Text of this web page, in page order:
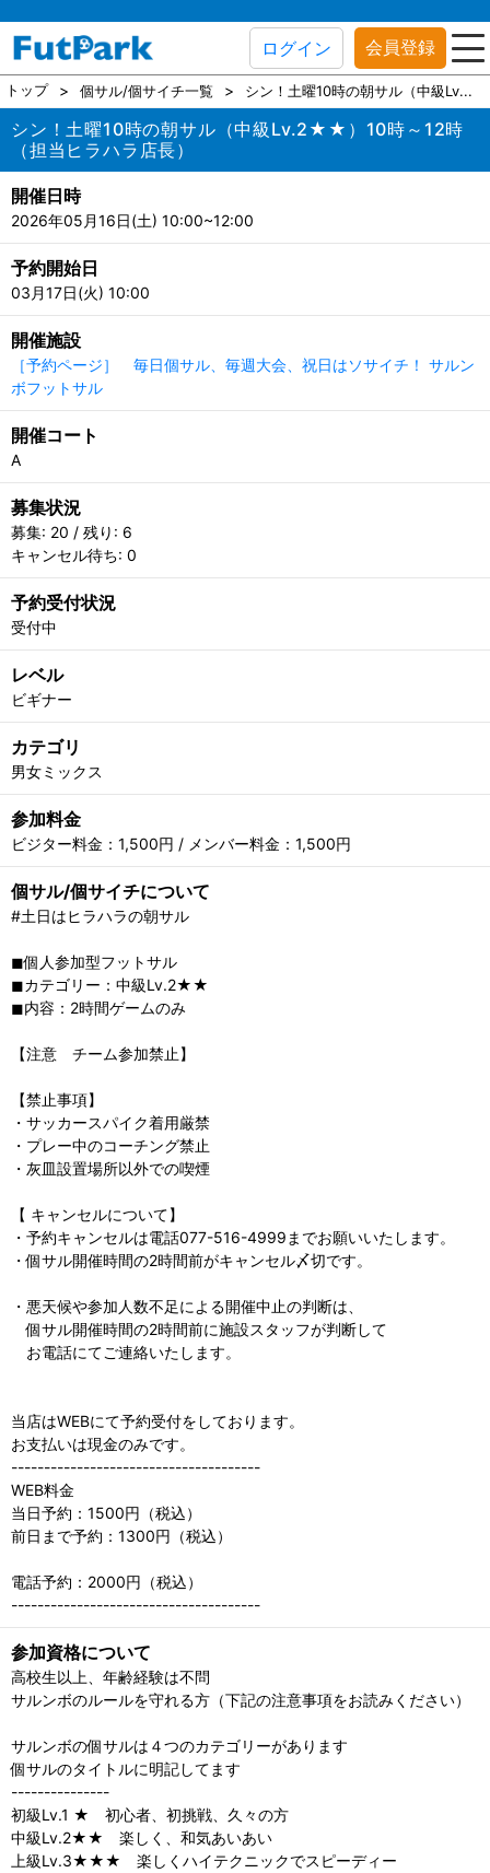
ログイン 会員登録
トップ 個サル/個サイチ一覧 シン！土曜10時の朝サル（中級Lv...
シン！土曜10時の朝サル（中級Lv.2★★）10時～12時
（担当ヒラハラ店長）
開催日時
2026年05月16日(土) 10:00~12:00
予約開始日
03月17日(火) 10:00
開催施設
［予約ページ］ 毎日個サル、毎週大会、祝日はソサイチ！ サルン
ボフットサル
開催コート
A
募集状況
募集: 20 / 残り: 6
キャンセル待ち: 0
予約受付状況
受付中
レベル
ビギナー
カテゴリ
男女ミックス
参加料金
ビジター料金：1,500円 / メンバー料金：1,500円
個サル/個サイチについて
#土日はヒラハラの朝サル
◼︎個人参加型フットサル
◼︎カテゴリー：中級Lv.2★★
◼︎内容：2時間ゲームのみ
【注意 チーム参加禁止】
【禁止事項】
・サッカースパイク着用厳禁
・プレー中のコーチング禁止
・灰皿設置場所以外での喫煙
【 キャンセルについて】
・予約キャンセルは電話077-516-4999までお願いいたします。
・個サル開催時間の2時間前がキャンセル〆切です。
・悪天候や参加人数不足による開催中止の判断は、
個サル開催時間の2時間前に施設スタッフが判断して
お電話にてご連絡いたします。
当店はWEBにて予約受付をしております。
お支払いは現金のみです。
--------------------------------------
WEB料金
当日予約：1500円（税込）
前日まで予約：1300円（税込）
電話予約：2000円（税込）
--------------------------------------
参加資格について
高校生以上、年齢経験は不問
サルンボのルールを守れる方（下記の注意事項をお読みください）
サルンボの個サルは４つのカテゴリーがあります
個サルのタイトルに明記してます
---------------
初級Lv.1 ★ 初心者、初挑戦、久々の方
中級Lv.2★★ 楽しく、和気あいあい
上級Lv.3★★★ 楽しくハイテクニックでスピーディー